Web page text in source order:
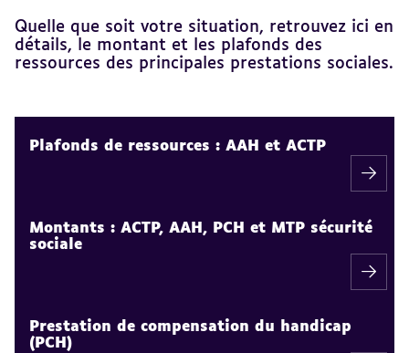
Quelle que soit votre situation, retrouvez ici en
détails, le montant et les plafonds des
ressources des principales prestations sociales.
Plafonds de ressources : AAH et ACTP
Montants : ACTP, AAH, PCH et MTP sécurité
sociale
Prestation de compensation du handicap
(PCH)
au